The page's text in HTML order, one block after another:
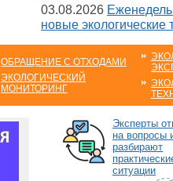
03.08.2026
новые экологические
ОБРАЩЕНИЕ С ОТХОДАМИ
ЭКОЛОГИЧЕСКИЙ
МОНИТОРИНГ
Эксперты
на вопросы
разбирают
ситуации